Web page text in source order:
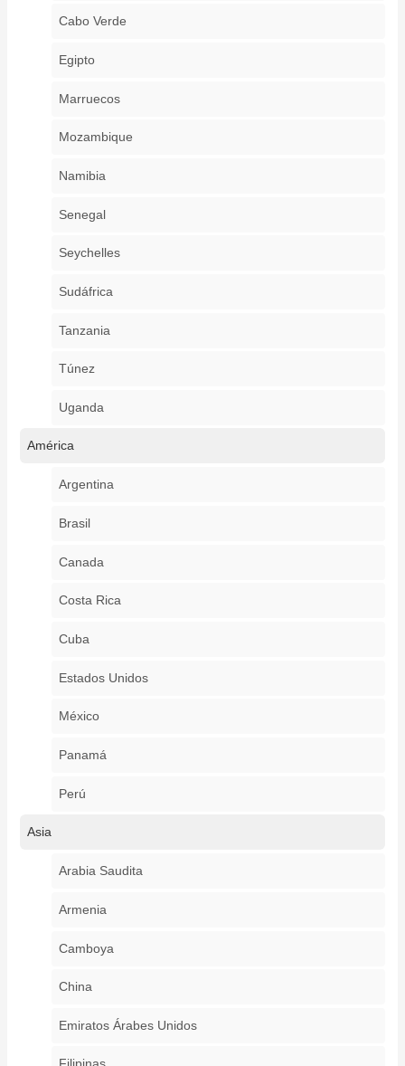
Cabo Verde
Egipto
Marruecos
Mozambique
Namibia
Senegal
Seychelles
Sudáfrica
Tanzania
Túnez
Uganda
América
Argentina
Brasil
Canada
Costa Rica
Cuba
Estados Unidos
México
Panamá
Perú
Asia
Arabia Saudita
Armenia
Camboya
China
Emiratos Árabes Unidos